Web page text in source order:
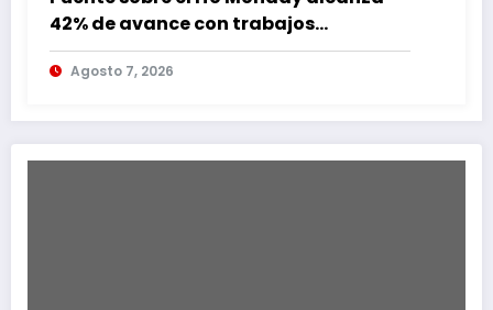
42% de avance con trabajos
continuos
Agosto 7, 2026